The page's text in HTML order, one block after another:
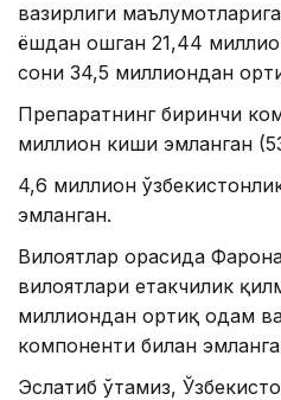
вазирлиги
ёшдан ошган 21,44
сони 34,5 миллиондан
Препаратнинг биринчи
миллион киши эмланган
4,6 миллион
эмланган.
Вилоятлар орасида
вилоятлари етакчилик
миллиондан ортиқ одам
компоненти билан
Эслатиб ўтамиз,